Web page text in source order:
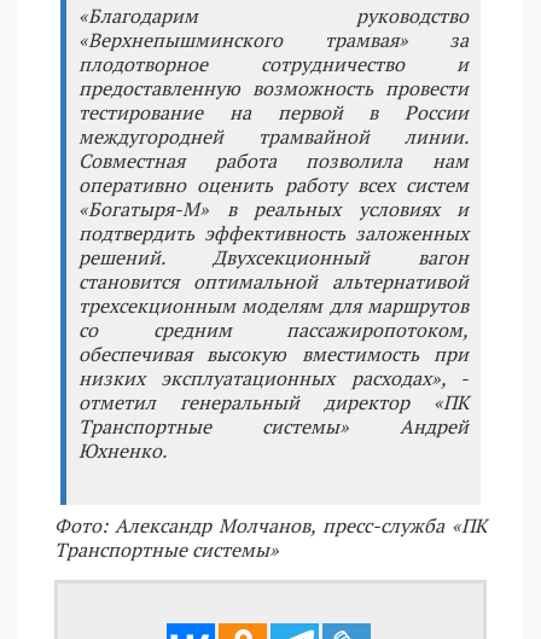
«Благодарим руководство
«Верхнепышминского трамвая» за
плодотворное сотрудничество и
предоставленную возможность провести
тестирование на первой в России
междугородней трамвайной линии.
Совместная работа позволила нам
оперативно оценить работу всех систем
«Богатыря-М» в реальных условиях и
подтвердить эффективность заложенных
решений. Двухсекционный вагон
становится оптимальной альтернативой
трехсекционным моделям для маршрутов
со средним пассажиропотоком,
обеспечивая высокую вместимость при
низких эксплуатационных расходах», -
отметил генеральный директор «ПК
Транспортные системы» Андрей
Юхненко.
Фото: Александр Молчанов, пресс-служба «ПК
Транспортные системы»